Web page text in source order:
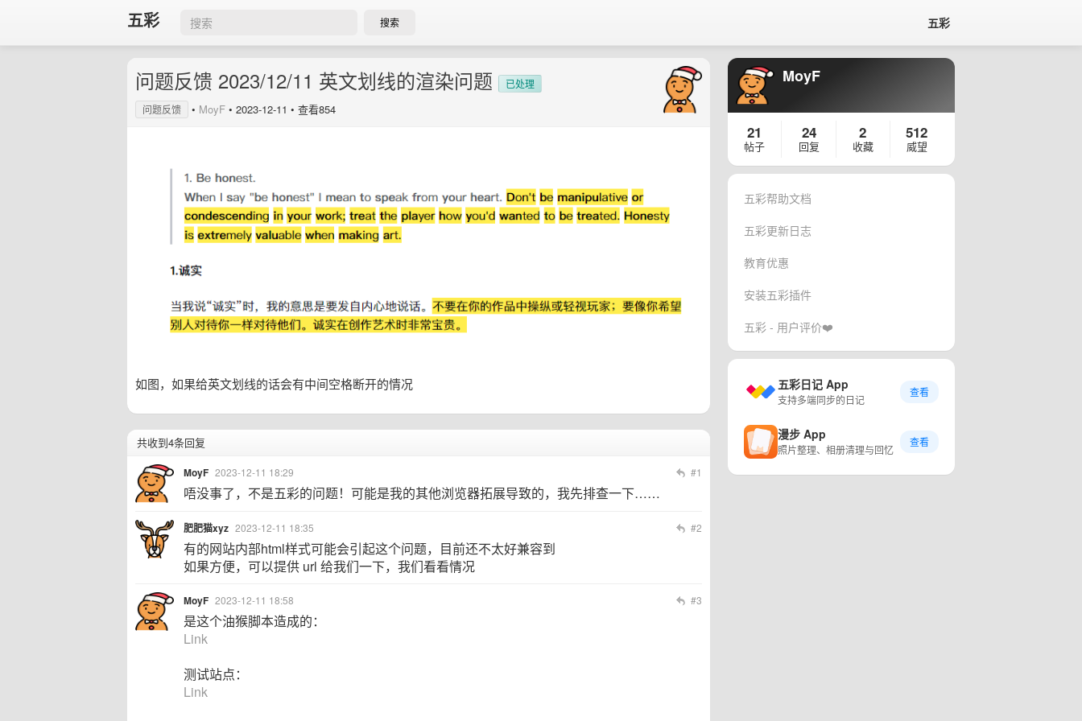
五彩 搜索 五彩
问题反馈 2023/12/11 英文划线的渲染问题
已处理
问题反馈
• MoyF • 2023-12-11 • 查看854
如图，如果给英文划线的话会有中间空格断开的情况
共收到4条回复
MoyF 2023-12-11 18:29 #1
唔没事了，不是五彩的问题！可能是我的其他浏览器拓展导致的，我先排查一下……
肥肥猫xyz 2023-12-11 18:35 #2
有的网站内部html样式可能会引起这个问题，目前还不太好兼容到
如果方便，可以提供 url 给我们一下，我们看看情况
MoyF 2023-12-11 18:58 #3
是这个油猴脚本造成的：
Link
测试站点：
Link
MoyF
21
帖子
24
回复
2
收藏
512
威望
五彩帮助文档
五彩更新日志
教育优惠
安装五彩插件
五彩 - 用户评价❤️
五彩日记 App
支持多端同步的日记
查看
漫步 App
照片整理、相册清理与回忆
查看